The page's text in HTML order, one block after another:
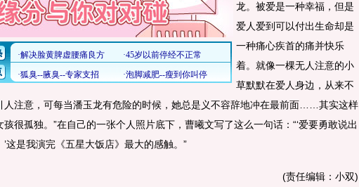
龙。被爱是一种幸福，但是
爱人爱到可以付出生命却是
一种痛心疾首的痛并快乐
着。就像一棵无人注意的小
草默默在爱人身边，从来不
人注意，可每当潘玉龙有危险的时候，她总是义不容辞地冲在最前面……其实这样
孩很孤独。”在自己的一张个人照片底下，曹曦文写了这么一句话：“‘爱要勇敢说出
’这是我演完《五星大饭店》最大的感触。”
(责任编辑：小双)